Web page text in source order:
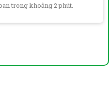
trong khoảng 2 phút.